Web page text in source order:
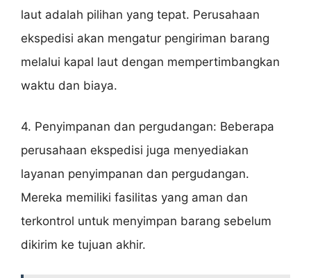
laut adalah pilihan yang tepat. Perusahaan
ekspedisi akan mengatur pengiriman barang
melalui kapal laut dengan mempertimbangkan
waktu dan biaya.
4. Penyimpanan dan pergudangan: Beberapa
perusahaan ekspedisi juga menyediakan
layanan penyimpanan dan pergudangan.
Mereka memiliki fasilitas yang aman dan
terkontrol untuk menyimpan barang sebelum
dikirim ke tujuan akhir.